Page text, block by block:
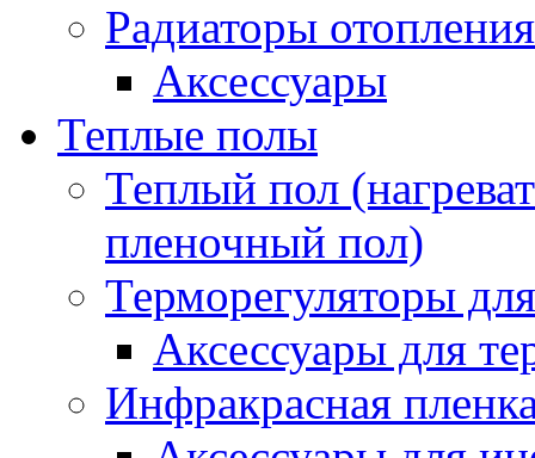
Радиаторы отопления
Аксессуары
Теплые полы
Теплый пол
пленочный пол)
Терморегуляторы
Аксессуары для
Инфракрасная